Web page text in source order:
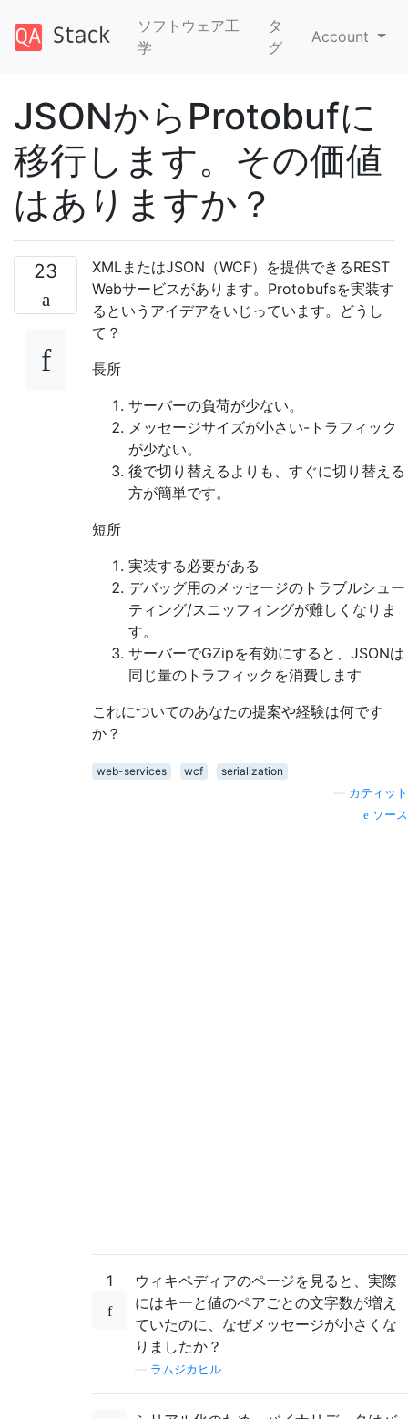
ソフトウェア工
学
タ
グ
Account
JSONからProtobufに
移行します。その価値
はありますか？
23
XMLまたはJSON（WCF）を提供できるREST
Webサービスがあります。Protobufsを実装す
るというアイデアをいじっています。どうし
て？
長所
サーバーの負荷が少ない。
メッセージサイズが小さい-トラフィック
が少ない。
後で切り替えるよりも、すぐに切り替える
方が簡単です。
短所
実装する必要がある
デバッグ用のメッセージのトラブルシュー
ティング/スニッフィングが難しくなりま
す。
サーバーでGZipを有効にすると、JSONは
同じ量のトラフィックを消費します
これについてのあなたの提案や経験は何です
か？
web-services wcf
serialization
カティット
ソース
1
ウィキペディアのページを見ると、実際
にはキーと値のペアごとの文字数が増え
ていたのに、なぜメッセージが小さくな
りましたか？
ラムジカヒル